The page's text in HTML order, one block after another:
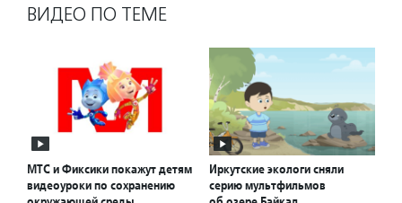
ВИДЕО ПО ТЕМЕ
МТС и Фиксики покажут детям
видеоуроки по сохранению
Иркутские экологи сняли
серию мультфильмов